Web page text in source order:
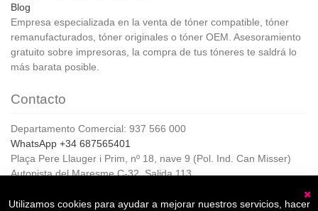
Blog
Empresa especializada en la venta de tóner compatible, tóner
remanufacturados, tóner originales o tóner OEM. Asesoramiento
gratuito sobre impresoras, la compra de tus tóneres te saldrá lo
más barata posible.
Contacto
Departamento Comercial: 937 566 000
WhatsApp +34 687565401
Plaça Pere Llauger i Prim, nº 18, nave 9 (Pol. Ind. Can Misser)
Autopista del Maresme C-32, Salida 113
Horario de Atención al cliente:
Utilizamos cookies para ayudar a mejorar nuestros servicios, hacer